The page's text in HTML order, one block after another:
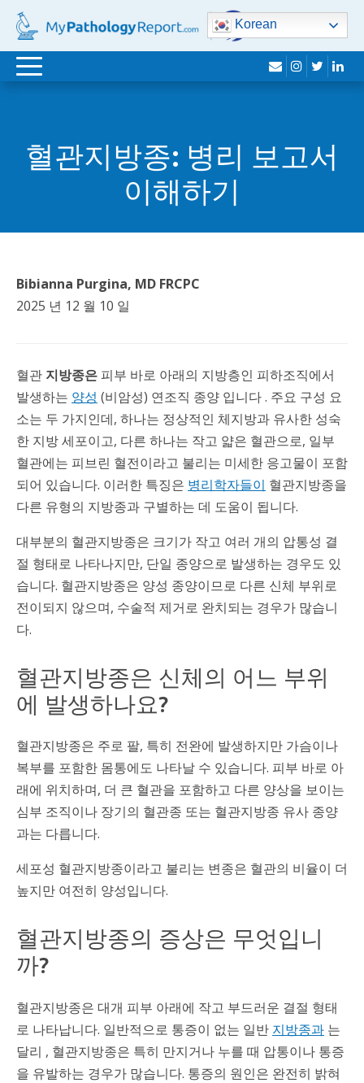
Korean
전
색
봉 인
램
트 링
혈관지방종: 병리 보고서
이해하기
Bibianna Purgina, MD FRCPC
2025 년 12 월 10 일
혈관 지방종은 피부 바로 아래의 지방층인 피하조직에서
발생하는 양성 (비암성) 연조직 종양 입니다 . 주요 구성 요
소는 두 가지인데, 하나는 정상적인 체지방과 유사한 성숙
한 지방 세포이고, 다른 하나는 작고 얇은 혈관으로, 일부
혈관에는 피브린 혈전이라고 불리는 미세한 응고물이 포함
되어 있습니다. 이러한 특징은 병리학자들이 혈관지방종을
다른 유형의 지방종과 구별하는 데 도움이 됩니다.
대부분의 혈관지방종은 크기가 작고 여러 개의 압통성 결
절 형태로 나타나지만, 단일 종양으로 발생하는 경우도 있
습니다. 혈관지방종은 양성 종양이므로 다른 신체 부위로
전이되지 않으며, 수술적 제거로 완치되는 경우가 많습니
다.
혈관지방종은 신체의 어느 부위
에 발생하나요?
혈관지방종은 주로 팔, 특히 전완에 발생하지만 가슴이나
복부를 포함한 몸통에도 나타날 수 있습니다. 피부 바로 아
래에 위치하며, 더 큰 혈관을 포함하고 다른 양상을 보이는
심부 조직이나 장기의 혈관종 또는 혈관지방종 유사 종양
과는 다릅니다.
세포성 혈관지방종이라고 불리는 변종은 혈관의 비율이 더
높지만 여전히 양성입니다.
혈관지방종의 증상은 무엇입니
까?
혈관지방종은 대개 피부 아래에 작고 부드러운 결절 형태
로 나타납니다. 일반적으로 통증이 없는 일반 지방종과 는
달리 , 혈관지방종은 특히 만지거나 누를 때 압통이나 통증
을 유발하는 경우가 많습니다. 통증의 원인은 완전히 밝혀